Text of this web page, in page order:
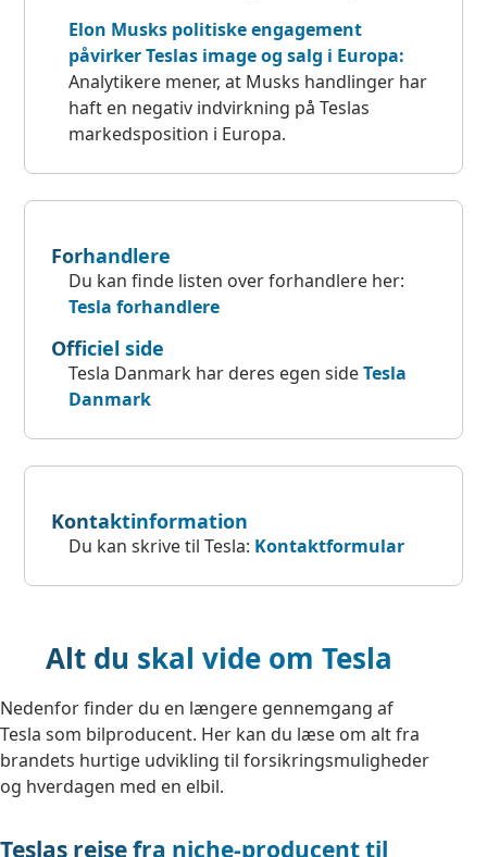
Elon Musks politiske engagement
påvirker Teslas image og salg i Europa:
Analytikere mener, at Musks handlinger har
haft en negativ indvirkning på Teslas
markedsposition i Europa.
Forhandlere
Du kan finde listen over forhandlere her:
Tesla forhandlere
Officiel side
Tesla Danmark har deres egen sideTesla
Danmark
Kontaktinformation
Du kan skrive til Tesla: Kontaktformular
Alt du skal vide om Tesla
Nedenfor finder du en længere gennemgang af
Tesla som bilproducent. Her kan du læse om alt fra
brandets hurtige udvikling til forsikringsmuligheder
og hverdagen med en elbil.
Teslas rejse fra niche-producent til